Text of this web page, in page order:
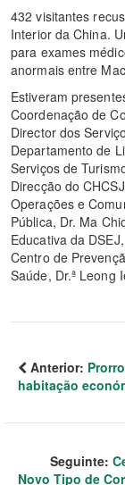
432 visitantes
Interior da China.
para exames
anormais entre
Estiveram
Coordenação de
Director dos
Departamento de
Serviços de
Direcção do
Operações e
Pública, Dr. Ma
Educativa da
Centro de
Saúde, Dr.ª Leong
Anterior:
habitação
Seguinte:
Novo Tipo de